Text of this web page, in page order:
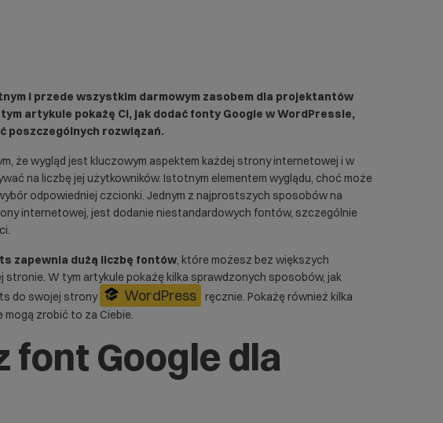
i przede wszystkim darmowym zasobem dla projektantów
artykule pokażę Ci, jak dodać fonty Google w WordPressie,
poszczególnych rozwiązań.
że wygląd jest kluczowym aspektem każdej strony internetowej i w
na liczbę jej użytkowników. Istotnym elementem wyglądu, choć może
odpowiedniej czcionki. Jednym z najprostszych sposobów na
internetowej, jest dodanie niestandardowych fontów, szczególnie
zapewnia dużą liczbę fontów, które możesz bez większych
stronie. W tym artykule pokażę kilka sprawdzonych sposobów, jak
do swojej strony
WordPress
ręcznie. Pokażę również kilka
zrobić to za Ciebie.
font Google dla